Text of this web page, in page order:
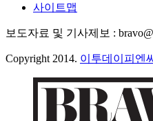
사이트맵
보도자료 및 기사제보 :
Copyright 2014. 이투데이피엔씨